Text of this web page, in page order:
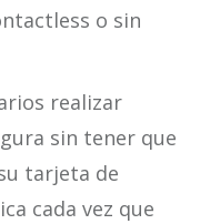
o sin
realizar
sin tener que
tarjeta de
cada vez que